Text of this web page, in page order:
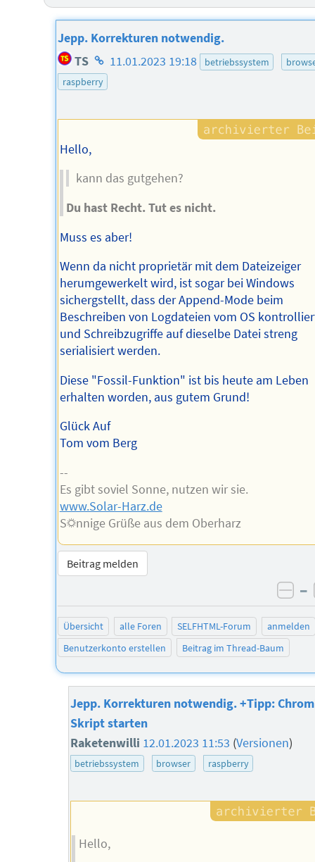
Jepp. Korrekturen notwendig.
TS Homepage
des
11.01.2023 19:18 betriebssystem
raspberry
Hello,
kann das gutgehen?
Du hast Recht. Tut es nicht.
Muss es aber!
Wenn da nicht proprietär mit dem Dateizeiger
herumgewerkelt wird, ist sogar bei Windows
sichergstellt, dass der Append-Mode beim
Beschreiben von Logdateien vom OS
und Schreibzugriffe auf dieselbe Datei streng
serialisiert werden.
Diese "Fossil-Funktion" ist bis heute am Leben
erhalten worden, aus gutem Grund!
Glück Auf
Tom vom Berg
--
Es gibt soviel Sonne, nutzen wir sie.
www.Solar-Harz.de
S☼nnige Grüße aus dem Oberharz
Beitrag melden
–
Übersicht alle Foren SELFHTML-Forum
anmelden
Benutzerkonto erstellen
Beitrag im Thread-Baum
Jepp. Korrekturen notwendig. +Tipp:
Skript starten
Raketenwilli 12.01.2023 11:53 (Versionen)
betriebssystem browser raspberry
Hello,